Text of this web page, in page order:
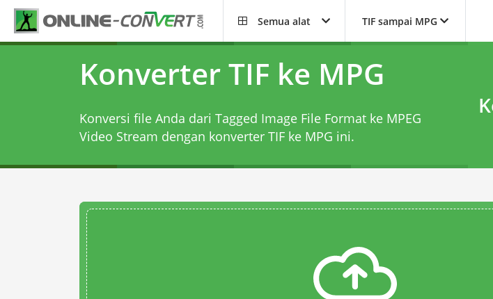
Semua alat TIF sampai MPG
Konverter TIF ke MPG
Konversi file Anda dari Tagged Image File Format ke MPEG
Video Stream dengan konverter TIF ke MPG ini.